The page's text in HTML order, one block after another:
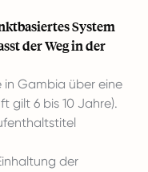
System
der Weg in der
in Gambia über eine
gilt 6 bis 10 Jahre).
der